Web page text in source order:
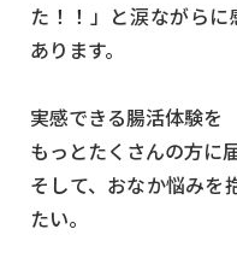
た！！」と涙ながら
あります。
実感できる腸活体験を
もっとたくさんの方に
そして、おなか悩みを
たい。